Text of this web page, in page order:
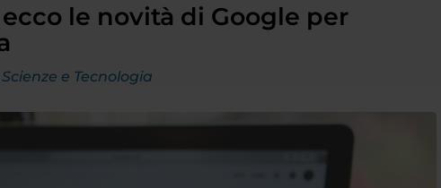
le novità di Google per
Scienze e Tecnologia